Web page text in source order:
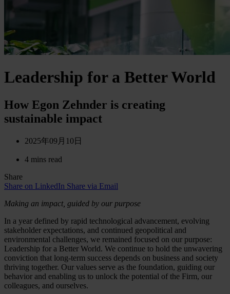
Leadership for a Better World
How Egon Zehnder is creating
sustainable impact
2025年09月10日
4 mins read
Share
Share on LinkedIn Share via Email
Making an impact, guided by our purpose
In a year defined by rapid technological advancement, evolving
stakeholder expectations, and continued geopolitical and
environmental challenges, we remained focused on our purpose:
Leadership for a Better World. We continue to hold the unwavering
conviction that long-term success depends on business and society
thriving together. Our values serve as the foundation, guiding our
behavior and enabling us to unlock the potential of the Firm, our
colleagues, and ourselves.